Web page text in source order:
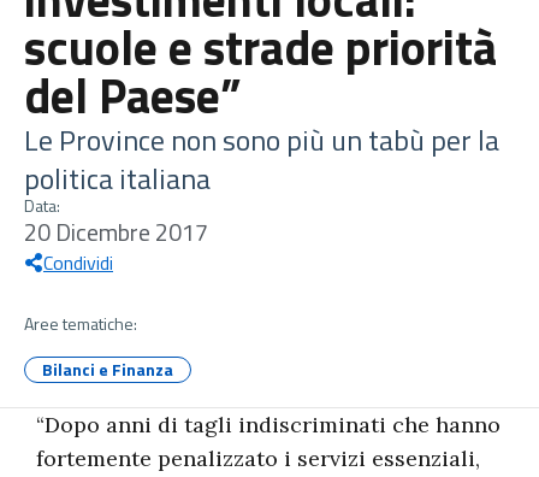
scuole e strade priorità
del Paese”
Le Province non sono più un tabù per la
politica italiana
Data:
20 Dicembre 2017
Condividi
Aree tematiche:
Bilanci e Finanza
“Dopo anni di tagli indiscriminati che hanno
fortemente penalizzato i servizi essenziali,